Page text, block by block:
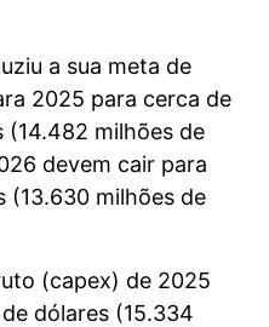
a sua meta de
2025 para cerca de
(14.482 milhões de
devem cair para
(13.630 milhões de
(capex) de 2025
dólares (15.334